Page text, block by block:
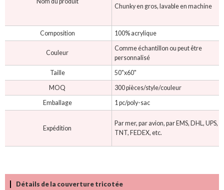
Chunky en gros, lavable en machine
Composition 100% acrylique
Couleur
Comme échantillon ou peut être
personnalisé
Taille
50"x60"
MOQ
300 pièces/style/couleur
Emballage
1 pc/poly-sac
Expédition
Par mer, par avion, par EMS, DHL, UPS,
TNT, FEDEX, etc.
Détails de la couverture tricotée